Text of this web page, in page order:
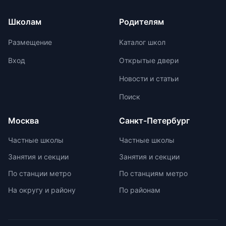
учеников. Отсутствие страха перед
оценке помогают детям развивать
свои навыки и интересы.
олимпиадах. Путь к
начинается с национальных
соревнований, включая школьные,
тренировочные сборы,
интенсивные занятия, практикумы,
индивидуальные консультации.
Участие в международных
новый опыт, пройти серьезную
Школам
Размещение
Вход
Родителям
Каталог школ
Открытые двери
Новости и статьи
Поиск
Москва
Частные школы
Занятия и секции
По станции метро
На округу и району
Санкт-Петербург
Частные школы
Занятия и секции
По станциям метро
По районам